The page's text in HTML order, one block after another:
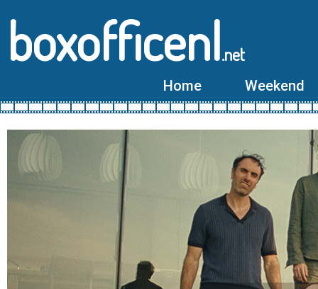
boxofficenl.net
Home Weekend